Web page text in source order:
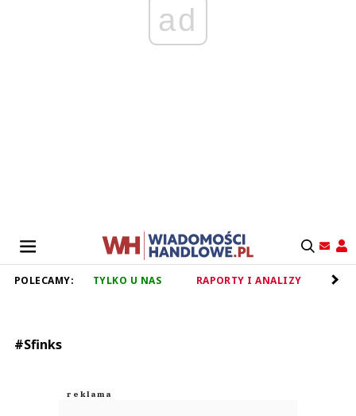
ad
POLECAMY: TYLKO U NAS RAPORTY I ANALIZY
#Sfinks